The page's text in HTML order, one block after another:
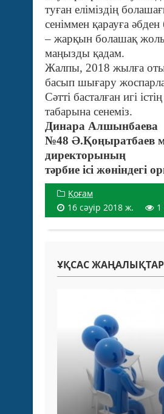
туған еліміздің
сеніммен қарауға
– жарқын болашақ
маңызды қадам.
Жалпы, 2018 жылға
басып шығару
Сәтті басталған игі
табарына сенеміз.
Динара Алшынбаева
№48 Ә.Қоңыратбаев
директорының
тәрбие ісі жөніндегі
Қоғам
16 сәуір 2018 ж.
1
ҰҚСАС